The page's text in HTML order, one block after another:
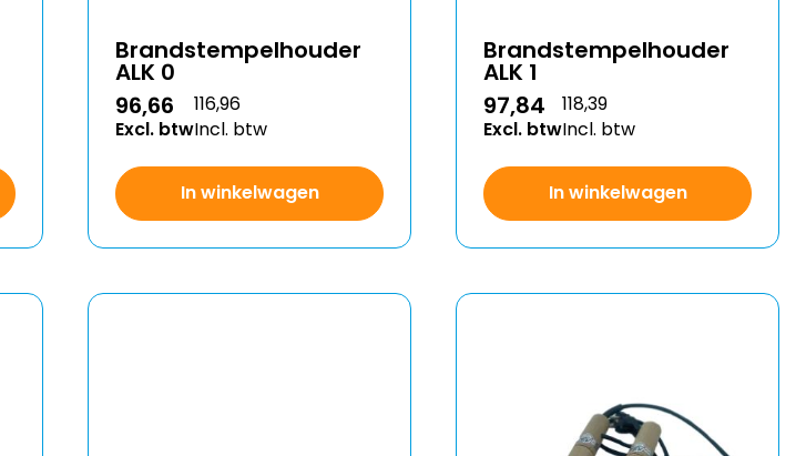
Brandstempelhouder
ALK 0
96,66
Excl. btw
116,96
Incl. btw
In winkelwagen
Brandstempelhouder
ALK 1
97,84
Excl. btw
118,39
Incl. btw
In winkelwagen